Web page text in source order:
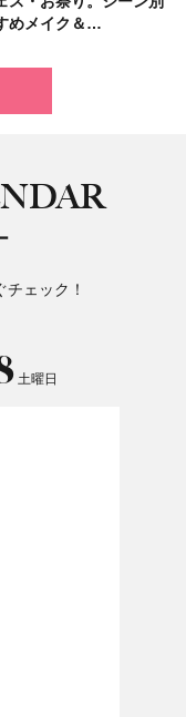
めメイク＆…
投票…
めメイク＆…
ツケ…
し別…」を3名様…
ェック！
土曜日